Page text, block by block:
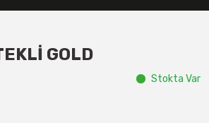
GOLD
Stokta Var